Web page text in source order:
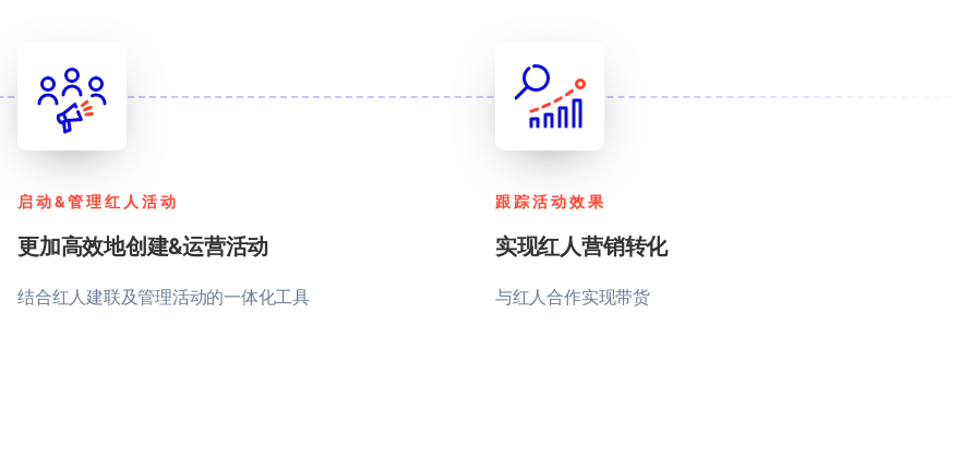
启动&管理红人活动
更加高效地创建&运营活动
结合红人建联及管理活动的一体化工具
跟踪活动效果
实现红人营销转化
与红人合作实现带货